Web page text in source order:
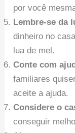
por você
Lembre-se da
dinheiro no
lua de mel.
Conte com
familiares
aceite a ajuda.
Considere o
conseguir